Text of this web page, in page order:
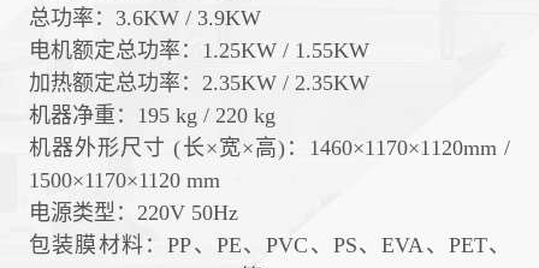
总功率 ： 3.6KW / 3.9KW
电机额定总功率 ： 1.25KW / 1.55KW
加热额定总功率 ： 2.35KW / 2.35KW
机器净重 ： 195 kg / 220 kg
机器外形尺寸 (长×宽×高)： 1460×1170×1120mm /
1500×1170×1120 mm
电源类型 ： 220V 50Hz
包装膜材料 ：PP、PE、PVC、PS、EVA、PET、